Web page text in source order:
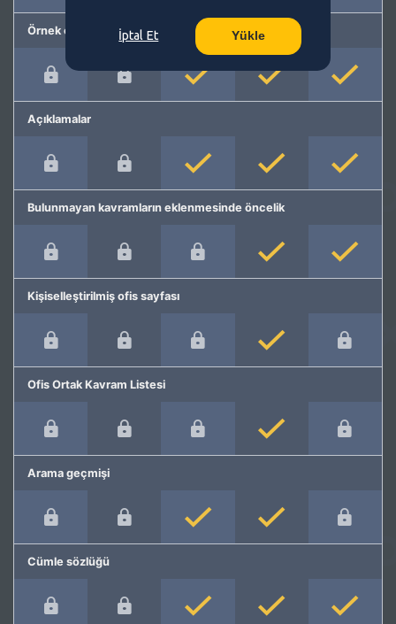
Örnek cümleler
Açıklamalar
Bulunmayan kavramların eklenmesinde öncelik
Kişiselleştirilmiş ofis sayfası
Ofis Ortak Kavram Listesi
Arama geçmişi
Cümle sözlüğü
İptal Et Yükle